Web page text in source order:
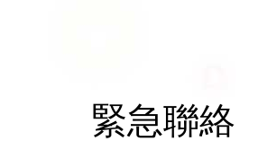
緊急聯絡